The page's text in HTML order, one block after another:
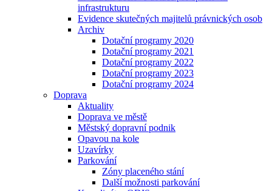
infrastrukturu
Evidence skutečných majitelů právnických osob
Archiv
Dotační programy 2020
Dotační programy 2021
Dotační programy 2022
Dotační programy 2023
Dotační programy 2024
Doprava
Aktuality
Doprava ve městě
Městský dopravní podnik
Opavou na kole
Uzavírky
Parkování
Zóny placeného stání
Další možnosti parkování